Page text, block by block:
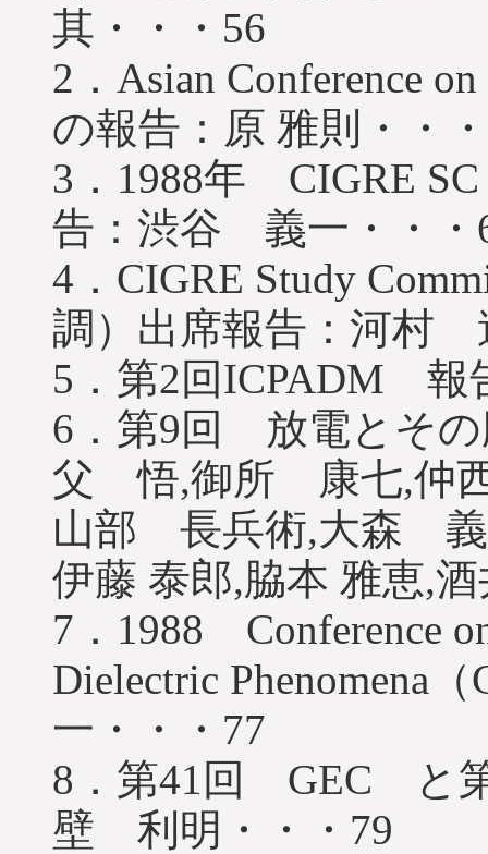
其・・・56
2．Asian Conference
の報告：原 雅則・・
3．1988年 CIGRE
告：渋谷 義一・・・
4．CIGRE Study
調）出席報告：河村
5．第2回ICPADM
6．第9回 放電とそ
父 悟,御所 康七,仲
山部 長兵術,大森
伊藤 泰郎,脇本 雅恵,
7．1988 Conference
Dielectric Phenomena
一・・・77
8．第41回 GEC と
壁 利明・・・79